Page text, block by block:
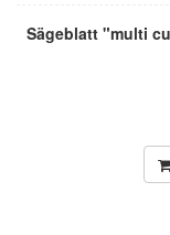
Sägeblatt "multi